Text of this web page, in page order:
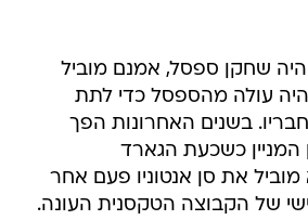
היה שחקן ספסל, אמנם מוביל
עולה מהספסל כדי לתת
בשנים האחרונות הפך
המניין כשכעת הגארד
מוביל את סן אנטוניו פעם אחר
של הקבוצה הטקסנית העונה.